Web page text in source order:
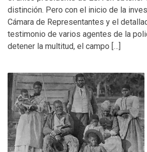
distinción. Pero con el inicio de la
Cámara de Representantes y el
testimonio de varios agentes de la
detener la multitud, el campo […]